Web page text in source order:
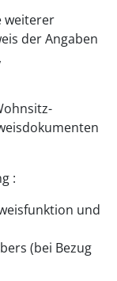
weiterer
der Angaben
:
und
(bei Bezug